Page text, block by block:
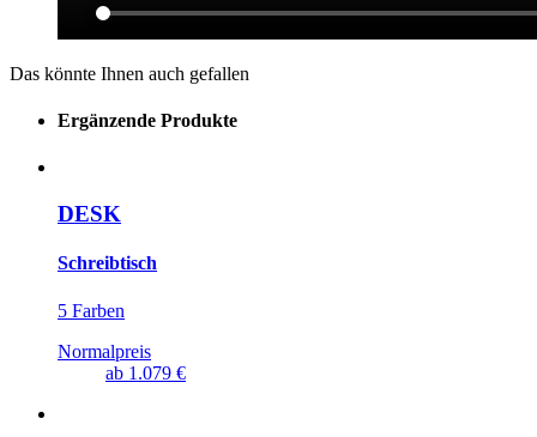
Das könnte Ihnen auch gefallen
Ergänzende Produkte
DESK
Schreibtisch
5 Farben
Normalpreis
ab 1.079 €